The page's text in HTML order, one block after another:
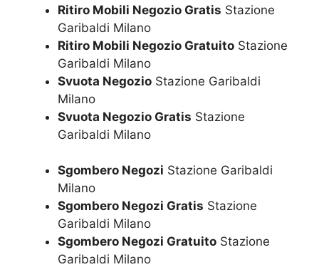
Ritiro Mobili Negozio Gratis Stazione
Garibaldi Milano
Ritiro Mobili Negozio Gratuito Stazione
Garibaldi Milano
Svuota Negozio Stazione Garibaldi
Milano
Svuota Negozio Gratis Stazione
Garibaldi Milano
Sgombero Negozi Stazione Garibaldi
Milano
Sgombero Negozi Gratis Stazione
Garibaldi Milano
Sgombero Negozi Gratuito Stazione
Garibaldi Milano